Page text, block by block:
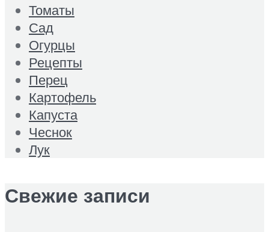
Томаты
Сад
Огурцы
Рецепты
Перец
Картофель
Капуста
Чеснок
Лук
Свежие записи